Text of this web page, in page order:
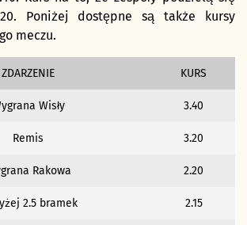
Poniżej dostępne są także kursy
meczu.
ZDARZENIE KURS
Wisły 3.40
Remis 3.20
Rakowa 2.20
2.5 bramek 2.15